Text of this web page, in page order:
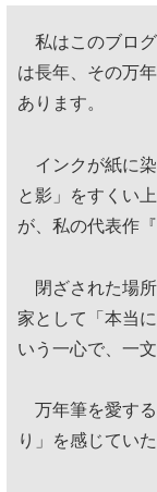
私はこのブログ
は長年、その万
あります。
インクが紙に染
と影」をすくい
が、私の代表作
閉ざされた場所
家として「本当
いう一心で、一
万年筆を愛する
り」を感じてい